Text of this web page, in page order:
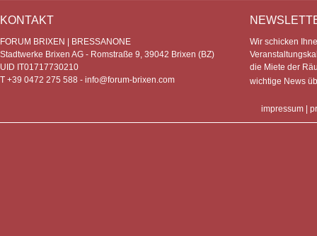
KONTAKT
FORUM BRIXEN | BRESSANONE
Stadtwerke Brixen AG - Romstraße 9, 39042 Brixen (BZ)
UID IT01717730210
T +39 0472 275 588 - info@forum-brixen.com
Wir schicken
die Miete der
wichtige News
impressum